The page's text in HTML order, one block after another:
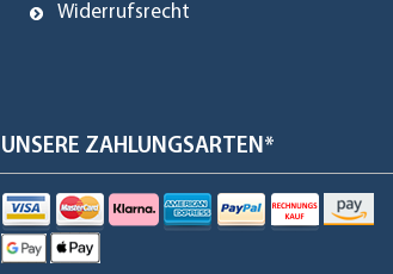
Widerrufsrecht
UNSERE ZAHLUNGSARTEN*